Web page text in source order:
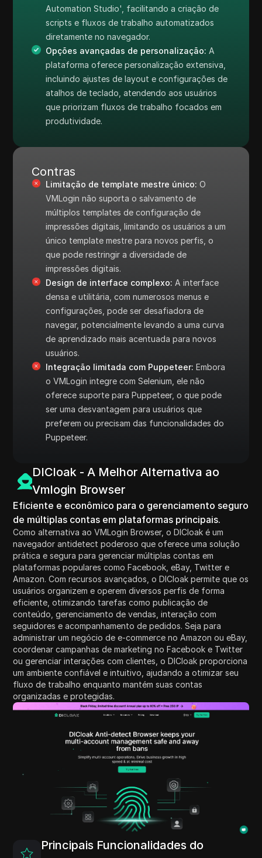
Automation Studio', facilitando a criação de
scripts e fluxos de trabalho automatizados
diretamente no navegador.
Opções avançadas de personalização: A
plataforma oferece personalização extensiva,
incluindo ajustes de layout e configurações de
atalhos de teclado, atendendo aos usuários
que priorizam fluxos de trabalho focados em
produtividade.
Contras
Limitação de template mestre único: O
VMLogin não suporta o salvamento de
múltiplos templates de configuração de
impressões digitais, limitando os usuários a um
único template mestre para novos perfis, o
que pode restringir a diversidade de
impressões digitais.
Design de interface complexo: A interface
densa e utilitária, com numerosos menus e
configurações, pode ser desafiadora de
navegar, potencialmente levando a uma curva
de aprendizado mais acentuada para novos
usuários.
Integração limitada com Puppeteer: Embora
o VMLogin integre com Selenium, ele não
oferece suporte para Puppeteer, o que pode
ser uma desvantagem para usuários que
preferem ou precisam das funcionalidades do
Puppeteer.
DICloak - A Melhor Alternativa ao
Vmlogin Browser
Eficiente e econômico para o gerenciamento seguro
de múltiplas contas em plataformas principais.
Como alternativa ao VMLogin Browser, o DICloak é um
navegador antidetect poderoso que oferece uma solução
prática e segura para gerenciar múltiplas contas em
plataformas populares como Facebook, eBay, Twitter e
Amazon. Com recursos avançados, o DICloak permite que os
usuários organizem e operem diversos perfis de forma
eficiente, otimizando tarefas como publicação de
conteúdo, gerenciamento de vendas, interação com
seguidores e acompanhamento de pedidos. Seja para
administrar um negócio de e-commerce no Amazon ou eBay,
coordenar campanhas de marketing no Facebook e Twitter
ou gerenciar interações com clientes, o DICloak proporciona
um ambiente confiável e intuitivo, ajudando a otimizar seu
fluxo de trabalho enquanto mantém suas contas
organizadas e protegidas.
Principais Funcionalidades do